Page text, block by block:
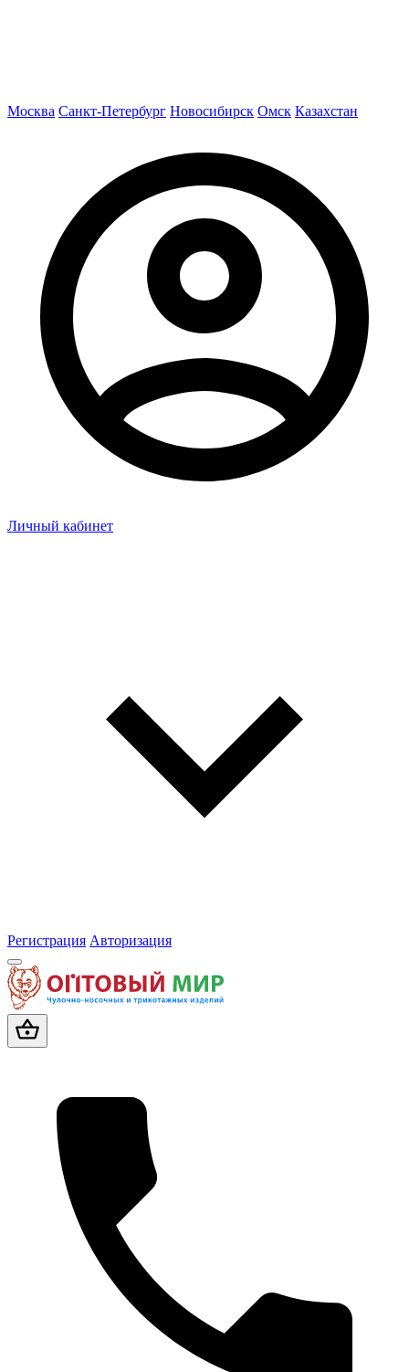
Москва Санкт-Петербург Новосибирск Омск Казахстан
Личный кабинет
Регистрация Авторизация